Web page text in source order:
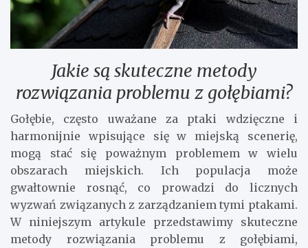
Jakie są skuteczne metody
rozwiązania problemu z gołębiami?
Gołębie, często uważane za ptaki wdzięczne i
harmonijnie wpisujące się w miejską scenerię,
mogą stać się poważnym problemem w wielu
obszarach miejskich. Ich populacja może
gwałtownie rosnąć, co prowadzi do licznych
wyzwań związanych z zarządzaniem tymi ptakami.
W niniejszym artykule przedstawimy skuteczne
metody rozwiązania problemu z gołębiami,